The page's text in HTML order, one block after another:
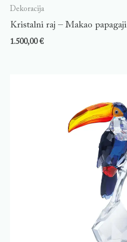
Dekoracija
Kristalni raj – Makao papagaji
1.500,00€